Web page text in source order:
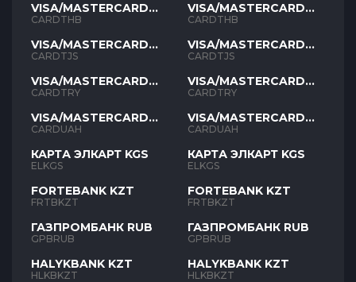
VISA/MASTERCARD
THB
CARDTHB
VISA/MASTERCARD
TJS
CARDTJS
VISA/MASTERCARD
TYR
CARDTRY
VISA/MASTERCARD
UAH
CARDUAH
КАРТА ЭЛКАРТ KGS
ELKGS
FORTEBANK KZT
FRTBKZT
ГАЗПРОМБАНК RUB
GPBRUB
HALYKBANK KZT
HLKBKZT
VISA/MASTERCARD
THB
CARDTHB
VISA/MASTERCARD
TJS
CARDTJS
VISA/MASTERCARD
TYR
CARDTRY
VISA/MASTERCARD
UAH
CARDUAH
КАРТА ЭЛКАРТ KGS
ELKGS
FORTEBANK KZT
FRTBKZT
ГАЗПРОМБАНК RUB
GPBRUB
HALYKBANK KZT
HLKBKZT